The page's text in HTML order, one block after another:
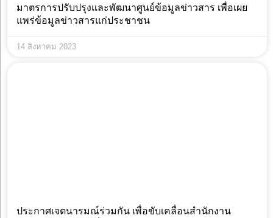
มาตรการปรับปรุงและพัฒนาศูนย์ข้อมูลข่าวสาร เพื่อเผย
แพร่ข้อมูลข่าวสารแก่ประชาชน
14 สิงหาคม 2023
ประกาศเจตนารมณ์ร่วมกัน เพื่อขับเคลื่อนสำนักงาน